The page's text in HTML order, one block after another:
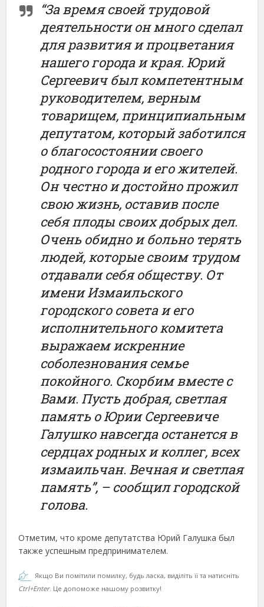
“За время своей трудовой
деятельности он много сделал
для развития и процветания
нашего города и края. Юрий
Сергеевич был компетентным
руководителем, верным
товарищем, принципиальным
депутатом, который заботился
о благосостоянии своего
родного города и его жителей.
Он честно и достойно прожил
свою жизнь, оставив после
себя плоды своих добрых дел.
Очень обидно и больно терять
людей, которые своим трудом
отдавали себя обществу. От
имени Измаильского
городского совета и его
исполнительного комитета
выражаем искренние
соболезнования семье
покойного. Скорбим вместе с
Вами. Пусть добрая, светлая
память о Юрии Сергеевиче
Галушко навсегда останется в
сердцах родных и коллег, всех
измаильчан. Вечная и светлая
память”, – сообщил городской
голова.
Отметим, что кроме депутатства Юрий Галушка был
также успешным предпринимателем.
Якщо Ви помітили помилку, будь ласка, виділіть її та натисніть
Ctrl+Enter. Це допоможе нашому розвитку!